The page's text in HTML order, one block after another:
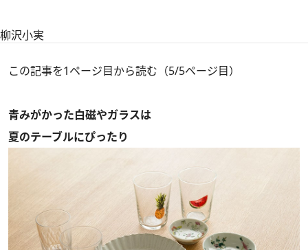
柳沢小実
この記事を1ページ目から読む（5/5ページ目）
青みがかった白磁やガラスは
夏のテーブルにぴったり